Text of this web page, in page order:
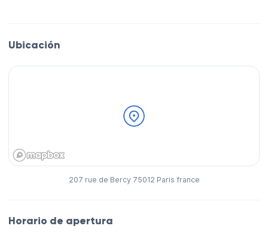
Ubicación
207 rue de Bercy 75012 Paris france
Horario de apertura